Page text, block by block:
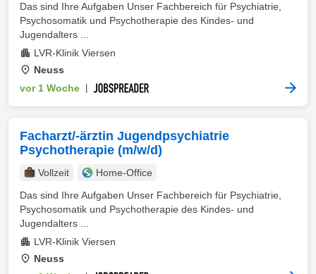
Das sind Ihre Aufgaben Unser Fachbereich für Psychiatrie,
Psychosomatik und Psychotherapie des Kindes- und
Jugendalters ...
LVR-Klinik Viersen
Neuss
vor 1 Woche
Facharzt/-ärztin Jugendpsychiatrie
Psychotherapie (m/w/d)
Vollzeit
Home-Office
Das sind Ihre Aufgaben Unser Fachbereich für Psychiatrie,
Psychosomatik und Psychotherapie des Kindes- und
Jugendalters ...
LVR-Klinik Viersen
Neuss